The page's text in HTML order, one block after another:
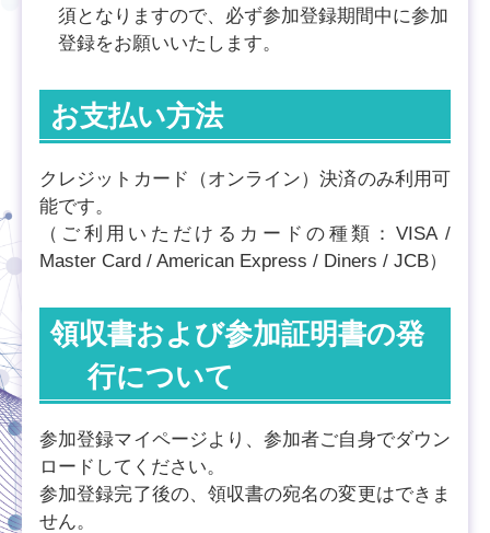
須となりますので、必ず参加登録期間中に参加
登録をお願いいたします。
お支払い方法
クレジットカード（オンライン）決済のみ利用可
能です。
（ご利用いただけるカードの種類：VISA /
Master Card / American Express / Diners / JCB）
領収書および参加証明書の発
行について
参加登録マイページより、参加者ご自身でダウン
ロードしてください。
参加登録完了後の、領収書の宛名の変更はできま
せん。